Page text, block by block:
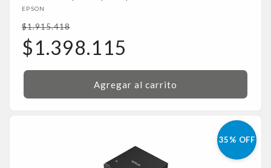
Proveedor:
EPSON
Precio
habitual
$1.915.418
Precio
de
oferta
$1.398.115
Agregar al carrito
35% OFF